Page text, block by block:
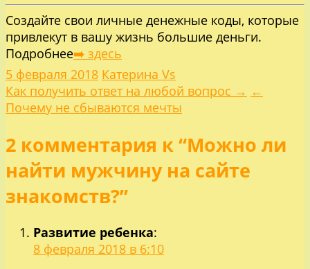
Отправить
Создайте свои личные денежные коды, которые
привлекут в вашу жизнь большие деньги.
Подробнее➡️ здесь
5 февраля 2018 Катерина Vs
Навигация
по
записям
Как получить ответ на любой вопрос → ←
Почему не сбываются мечты
2 комментария к “Можно ли
найти мужчину на сайте
знакомств?”
Развитие ребенка:
8 февраля 2018 в 6:10